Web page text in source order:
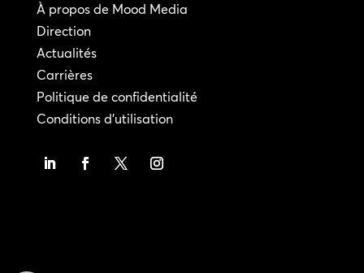
À propos de Mood Media
Direction
Actualités
Carrières
Politique de confidentialité
Conditions d'utilisation